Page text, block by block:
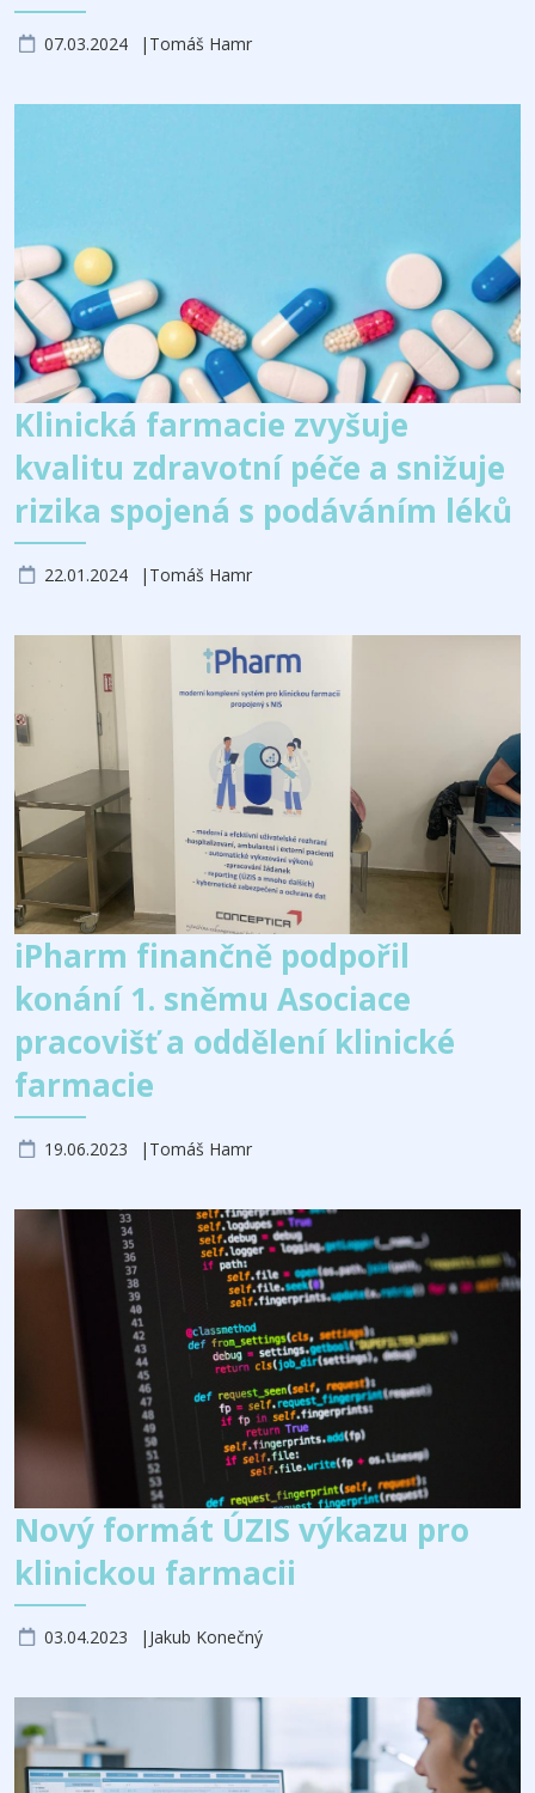
07.03.2024 Tomáš Hamr
Klinická farmacie zvyšuje
kvalitu zdravotní péče a snižuje
rizika spojená s podáváním léků
22.01.2024 Tomáš Hamr
iPharm finančně podpořil
konání 1. sněmu Asociace
pracovišť a oddělení klinické
farmacie
19.06.2023 Tomáš Hamr
Nový formát ÚZIS výkazu pro
klinickou farmacii
03.04.2023 Jakub Konečný